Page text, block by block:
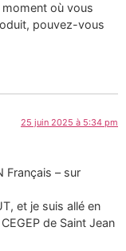
où vous
pouvez-vous
25 juin 2025 à 5:34 pm
Français – sur
et je suis allé en
de Saint Jean